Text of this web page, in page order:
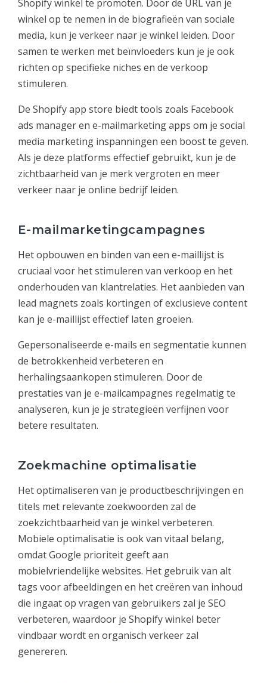
Shopify winkel te promoten. Door de URL van je
winkel op te nemen in de biografieën van sociale
media, kun je verkeer naar je winkel leiden. Door
samen te werken met beïnvloeders kun je je ook
richten op specifieke niches en de verkoop
stimuleren.
De Shopify app store biedt tools zoals Facebook
ads manager en e-mailmarketing apps om je social
media marketing inspanningen een boost te geven.
Als je deze platforms effectief gebruikt, kun je de
zichtbaarheid van je merk vergroten en meer
verkeer naar je online bedrijf leiden.
E-mailmarketingcampagnes
Het opbouwen en binden van een e-maillijst is
cruciaal voor het stimuleren van verkoop en het
onderhouden van klantrelaties. Het aanbieden van
lead magnets zoals kortingen of exclusieve content
kan je e-maillijst effectief laten groeien.
Gepersonaliseerde e-mails en segmentatie kunnen
de betrokkenheid verbeteren en
herhalingsaankopen stimuleren. Door de
prestaties van je e-mailcampagnes regelmatig te
analyseren, kun je je strategieën verfijnen voor
betere resultaten.
Zoekmachine optimalisatie
Het optimaliseren van je productbeschrijvingen en
titels met relevante zoekwoorden zal de
zoekzichtbaarheid van je winkel verbeteren.
Mobiele optimalisatie is ook van vitaal belang,
omdat Google prioriteit geeft aan
mobielvriendelijke websites. Het gebruik van alt
tags voor afbeeldingen en het creëren van inhoud
die ingaat op vragen van gebruikers zal je SEO
verbeteren, waardoor je Shopify winkel beter
vindbaar wordt en organisch verkeer zal
genereren.